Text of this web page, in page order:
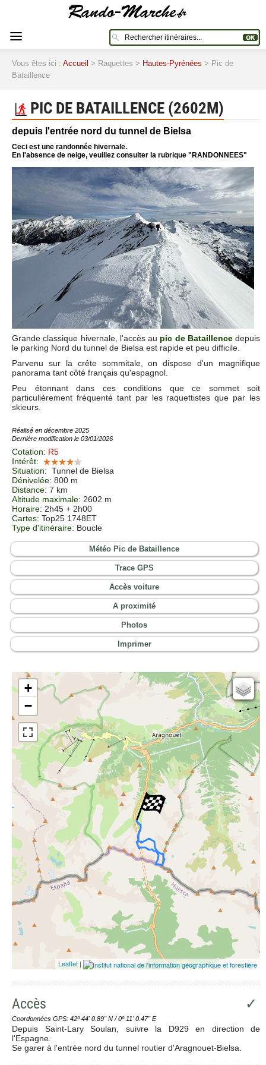
Vous êtes ici : Accueil > Raquettes > Hautes-Pyrénées > Pic de
Bataillence
PIC DE BATAILLENCE (2602M)
depuis l'entrée nord du tunnel de Bielsa
Ceci est une randonnée hivernale.
En l'absence de neige, veuillez consulter la rubrique "RANDONNEES"
Grande classique hivernale, l'accès au pic de Bataillencedepuis
le parking Nord du tunnel de Bielsa est rapide et peu difficile.
Parvenu sur la crête sommitale, on dispose d'un magnifique
panorama tant côté français qu'espagnol.
Peu étonnant dans ces conditions que ce sommet soit
particulièrement fréquenté tant par les raquettistes que par les
skieurs.
Réalisé en décembre 2025
Dernière modification le 03/01/2026
Cotation: R5
Intérêt:
Situation: Tunnel de Bielsa
Dénivelée: 800 m
Distance: 7 km
Altitude maximale: 2602 m
Horaire: 2h45 + 2h00
Cartes: Top25 1748ET
Type d'itinéraire: Boucle
Météo Pic de Bataillence
Trace GPS
Accès voiture
A proximité
Photos
Imprimer
+
−
Cartes IGN
Open Topo Map
Open Street Map
ESRI Word Imagery
Photographies aériennes
Leaflet |
Accès ✓
Coordonnées GPS: 42º 44' 0.89'' N / 0º 11' 0.47'' E
Depuis Saint-Lary Soulan, suivre la D929 en direction de
l'Espagne.
Se garer à l'entrée nord du tunnel routier d'Aragnouet-Bielsa.